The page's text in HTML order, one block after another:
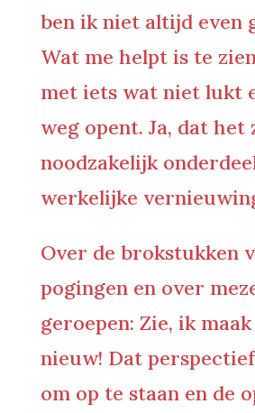
ben ik niet altijd even
Wat me helpt is te
met iets wat niet lukt
weg opent. Ja, dat het
noodzakelijk
werkelijke
Over de brokstukken
pogingen en over
geroepen: Zie, ik
nieuw! Dat
om op te staan en de